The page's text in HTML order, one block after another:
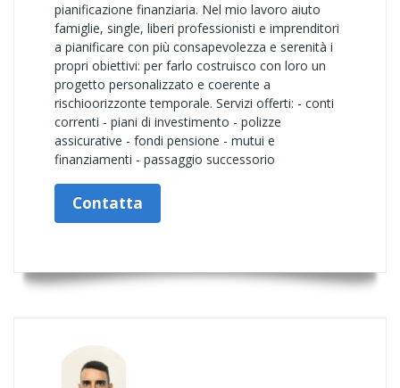
pianificazione finanziaria. Nel mio lavoro aiuto
famiglie, single, liberi professionisti e imprenditori
a pianificare con più consapevolezza e serenità i
propri obiettivi: per farlo costruisco con loro un
progetto personalizzato e coerente a
rischioorizzonte temporale. Servizi offerti: - conti
correnti - piani di investimento - polizze
assicurative - fondi pensione - mutui e
finanziamenti - passaggio successorio
Contatta